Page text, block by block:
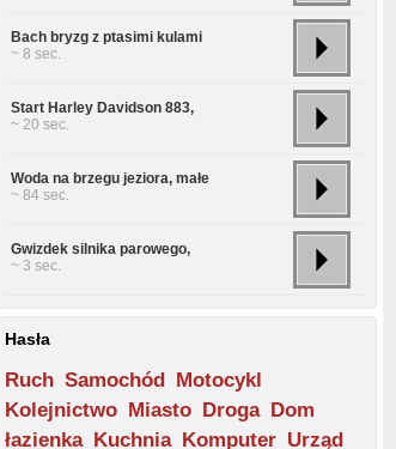
Bach bryzg z ptasimi kulami
~ 8 sec.
Start Harley Davidson 883,
~ 20 sec.
Woda na brzegu jeziora, małe
~ 84 sec.
Gwizdek silnika parowego,
~ 3 sec.
Hasła
Ruch Samochód Motocykl
Kolejnictwo Miasto Droga Dom
łazienka Kuchnia Komputer Urząd